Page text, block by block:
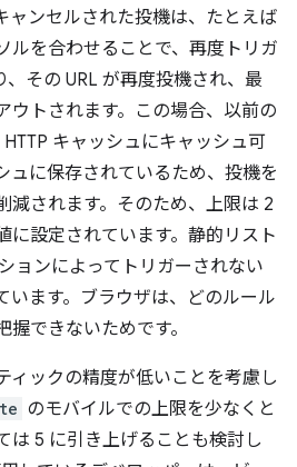
ャンセルされた投機は、たとえば
ルを合わせることで、再度トリガ
、その URL が再度投機され、最
ウトされます。この場合、以前の
キャッシュにキャッシュ可
ュに保存されているため、投機を
減されます。そのため、上限は 2
に設定されています。静的リスト
ョンによってトリガーされない
います。ブラウザは、どのルール
できないためです。
ィックの精度が低いことを考慮し
のモバイルでの上限を少なくと
は 5 に引き上げることも検討し